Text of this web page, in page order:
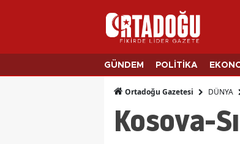
GÜNDEM POLİTİKA
Ortadoğu Gazetesi DÜNYA
Kosova-